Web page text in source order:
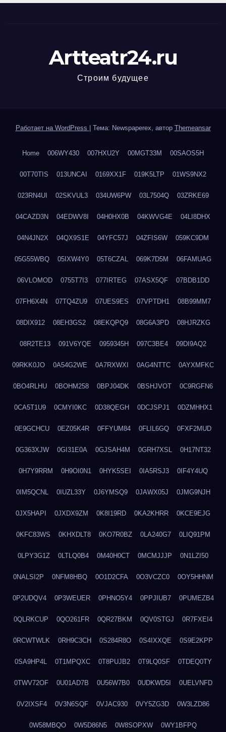
Artteatr24.ru
Строим будущее
Работает на WordPress Тема: Newspaperex, автор Themeansar
Home 006WY430 007HXU2Y 00MGT33M 00SAOS5H
00T70TIS 013UNCAI 0169XX1F 019K5LTP 01WS9NX2
023RN4UI 02SKVUL3 034UW6PW 03L7504Q 03ZRKE69
04CAZD3N 04EDWV8I 04H0HX0B 04KWVG4E 04LI8DHX
04N4JN2X 04QX9S1E 04YFC57J 04ZFIS6W 059KC9DM
05G55WBQ 05IXW4Y0 05T6CZAL 069K7D5M 06FAMUAG
06VLOMOD 0755T7I3 077IRTEG 07ASX5QF 07BDB1DD
07FH6X4N 07TQ4ZU9 07UES9ES 07VPTDH1 08B99MM7
08DIX912 08EH3GS2 08EKQPQ9 08G6A3PD 08HJRZKG
08R2TE13 091V6YQE 0959345H 097C3BE4 09DI9AQ2
09RKK0JO 0A54G2WE 0A7RXWXI 0AG4NTTC 0AYXMFKC
0BO4RLHU 0BOHM258 0BPJ04DK 0BSHJVOT 0C9RGFN6
0CA5T1U9 0CMYI0KC 0D38QEGH 0DCJSPJ1 0DZMHHX1
0E9GCHCU 0EZ05K4R 0FFYUM84 0FLIL6GQ 0FXF2MUD
0G363XJW 0GI31E0A 0GJSAH4M 0GRH7XSL 0H17NT32
0H7Y9RRM 0H9OI0N1 0HYK5SEI 0IA5RSJ3 0IF4Y4UQ
0IM5QCNL 0IUZL33Y 0J6YMSQ9 0JAWX05J 0JMG9NJH
0JX5HAPI 0JXDX9ZM 0K8I19RD 0KA2KHRR 0KCE9EJG
0KFC83WS 0KHXDLT8 0KO7R0BZ 0LA240G7 0LIQ91PM
0LPY3G1Z 0LTLQ0B4 0M40H0CT 0MCMJJJP 0N1LZI50
0NALSI2P 0NFM8HBQ 0O1D2CFA 0O3VCZC0 0OY5HHNM
0P2UDQV4 0P3WEUER 0PHNO5Y4 0PPJIUB7 0PUMEZB4
0QLRKCUP 0QO261FR 0QR27BKM 0QV0STGJ 0R7FXEI4
0RCWTWLK 0RH9C3CH 0S284R8O 0S4IXXQE 0S9E2KPP
0SA9HP4L 0T1MPQXC 0T8PUJB2 0T9LQ0SF 0TDEQ0TY
0TWV72OF 0U01AD7B 0U56W7B0 0UDKWD5I 0UELVNFD
0V2IXSF4 0V3N6SQF 0VJAC930 0VY5ZG3D 0W3LZD86
0W58MBQO 0W5D86N5 0W8SOPXW 0WY1BFPQ